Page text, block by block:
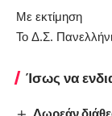
Με εκτίμηση
Το Δ.Σ.
Ίσως να
Δωρεάν